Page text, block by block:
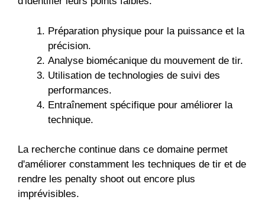
Préparation physique pour la puissance et la
précision.
Analyse biomécanique du mouvement de tir.
Utilisation de technologies de suivi des
performances.
Entraînement spécifique pour améliorer la
technique.
La recherche continue dans ce domaine permet
d'améliorer constamment les techniques de tir et de
rendre les penalty shoot out encore plus
imprévisibles.